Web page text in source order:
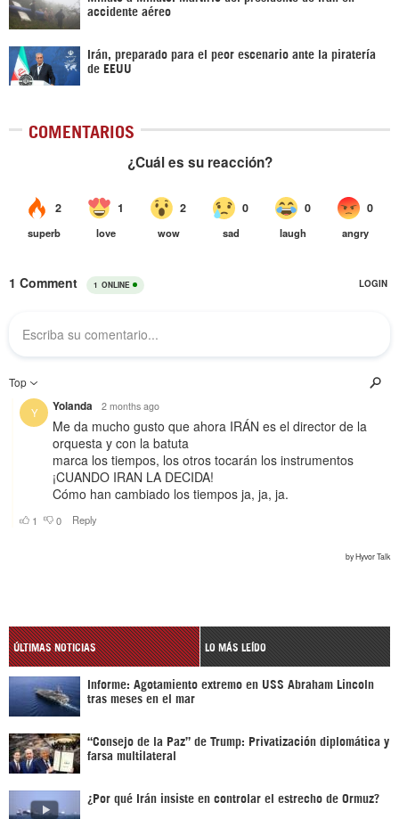
accidente aéreo
Irán, preparado para el peor escenario ante la piratería
de EEUU
COMENTARIOS
ÚLTIMAS NOTICIAS LO MÁS LEÍDO
Informe: Agotamiento extremo en USS Abraham Lincoln
tras meses en el mar
“Consejo de la Paz” de Trump: Privatización diplomática y
farsa multilateral
¿Por qué Irán insiste en controlar el estrecho de Ormuz?